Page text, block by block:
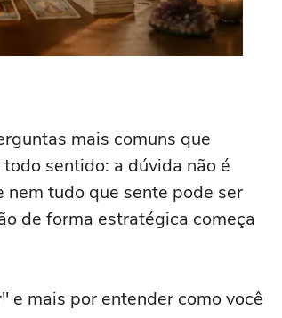
mais comuns que
todo sentido: a dúvida não é
nem tudo que sente pode ser
de forma estratégica começa
e mais por entender como você